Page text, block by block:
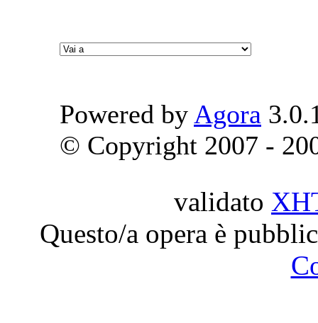
Powered by Agora
© Copyright 2007 -
validato
Questo/a opera è